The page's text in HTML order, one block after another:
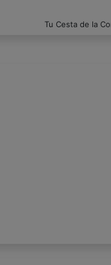
Tu Cesta de la